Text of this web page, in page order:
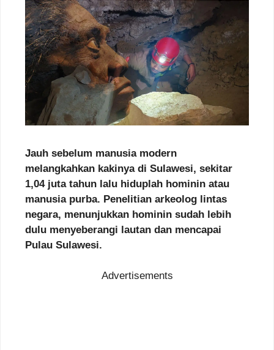
Jauh sebelum manusia modern
melangkahkan kakinya di Sulawesi, sekitar
1,04 juta tahun lalu hiduplah hominin atau
manusia purba. Penelitian arkeolog lintas
negara, menunjukkan hominin sudah lebih
dulu menyeberangi lautan dan mencapai
Pulau Sulawesi.
Advertisements